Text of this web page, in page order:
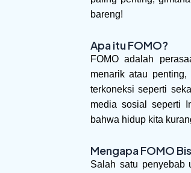
bareng!
Apa itu FOMO?
FOMO adalah
menarik atau
terkoneksi seperti
media sosial seperti
bahwa hidup kita
Mengapa FOMO
Salah satu penyebab